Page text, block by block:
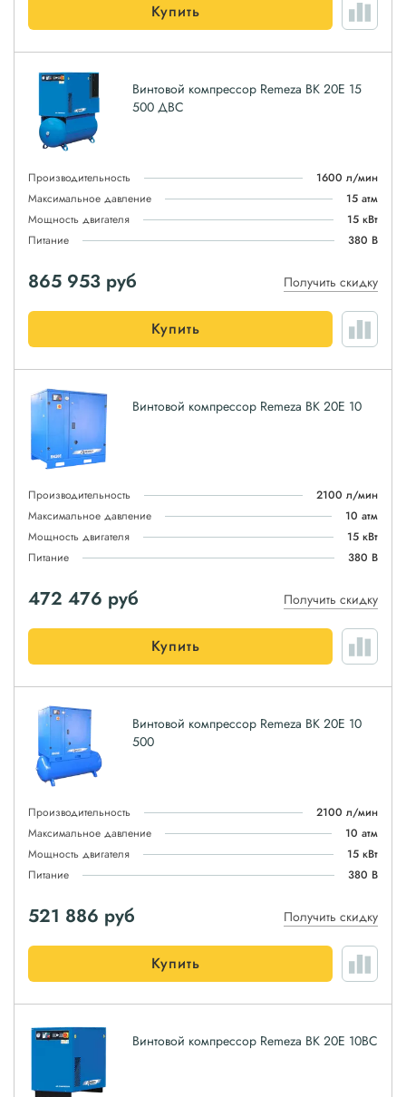
Купить
Винтовой компрессор Remeza ВК 20E 15
500 ДВС
Производительность
1600 л/мин
Максимальное давление
15 атм
Мощность двигателя
15 кВт
Питание
380 В
865 953 руб Получить скидку
Купить
Винтовой компрессор Remeza ВК 20Е 10
Производительность
2100 л/мин
Максимальное давление
10 атм
Мощность двигателя
15 кВт
Питание
380 В
472 476 руб Получить скидку
Купить
Винтовой компрессор Remeza ВК 20Е 10
500
Производительность
2100 л/мин
Максимальное давление
10 атм
Мощность двигателя
15 кВт
Питание
380 В
521 886 руб Получить скидку
Купить
Винтовой компрессор Remeza ВК 20E 10ВС